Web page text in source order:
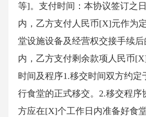
等]。支付时间：本协议签订之
内，乙方支付人民币[X]元作为
堂设施设备及经营权交接手续
内，乙方支付剩余款项人民币
时间及程序1.移交时间双方约定
行食堂的正式移交。2.移交程序
方应在[X]个工作日内准备好食